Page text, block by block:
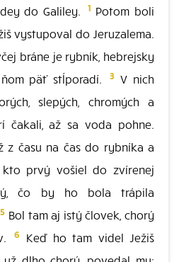
do Galiley.
1 Potom boli
vystupoval do Jeruzalema.
bráne je rybník, hebrejsky
päť stĺporadí.
3 V nich
slepých, chromých a
čakali, až sa voda pohne.
z času na čas do rybníka a
prvý vošiel do zvírenej
čo by ho bola trápila
5 Bol tam aj istý človek, chorý
6
Keď ho tam videl Ježiš